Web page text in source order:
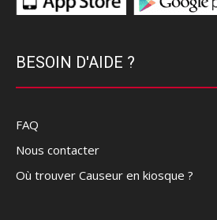
BESOIN D'AIDE ?
FAQ
Nous contacter
Où trouver Causeur en kiosque ?